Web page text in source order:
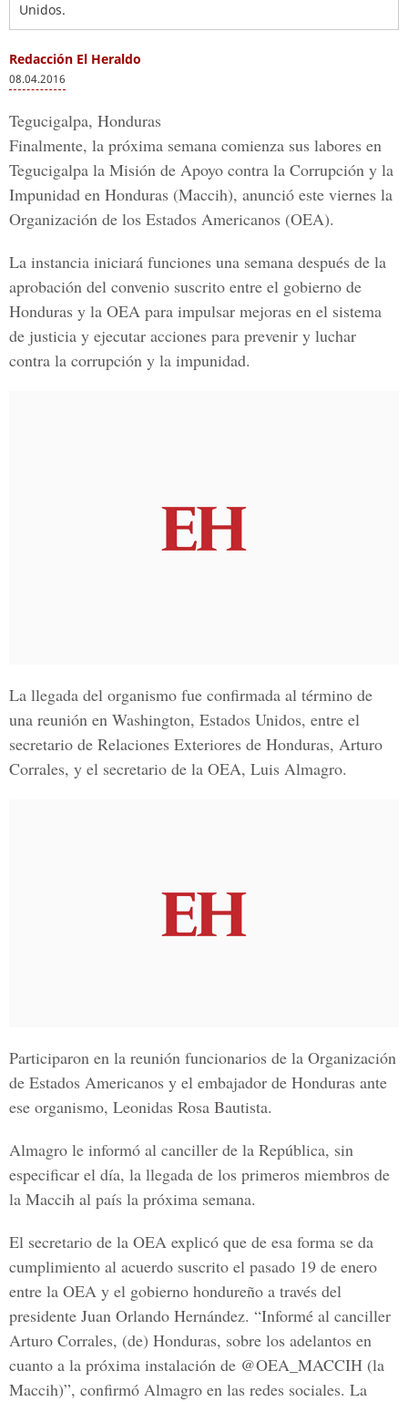
Unidos.
Redacción El Heraldo
08.04.2016
Tegucigalpa, Honduras
Finalmente, la próxima semana comienza sus labores en
Tegucigalpa la Misión de Apoyo contra la Corrupción y la
Impunidad en Honduras (Maccih), anunció este viernes la
Organización de los Estados Americanos (OEA).
La instancia iniciará funciones una semana después de la
aprobación del convenio suscrito entre el gobierno de
Honduras y la OEA para impulsar mejoras en el sistema
de justicia y ejecutar acciones para prevenir y luchar
contra la corrupción y la impunidad.
La llegada del organismo fue confirmada al término de
una reunión en Washington, Estados Unidos, entre el
secretario de Relaciones Exteriores de Honduras, Arturo
Corrales, y el secretario de la OEA, Luis Almagro.
Participaron en la reunión funcionarios de la Organización
de Estados Americanos y el embajador de Honduras ante
ese organismo, Leonidas Rosa Bautista.
Almagro le informó al canciller de la República, sin
especificar el día, la llegada de los primeros miembros de
la Maccih al país la próxima semana.
El secretario de la OEA explicó que de esa forma se da
cumplimiento al acuerdo suscrito el pasado 19 de enero
entre la OEA y el gobierno hondureño a través del
presidente Juan Orlando Hernández. “Informé al canciller
Arturo Corrales, (de) Honduras, sobre los adelantos en
cuanto a la próxima instalación de @OEA_MACCIH (la
Maccih)”, confirmó Almagro en las redes sociales. La